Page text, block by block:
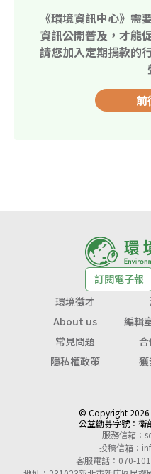
《環境資訊中心》需
資訊公開普及，才能
請您加入定期捐款的
前
訂閱電子報
環境徵才
About us
編輯
常見問題
隱私權政策
© Copyright 2026
公益勸募字號： 衛
服務信箱：
投稿信箱：
客服電話：070-